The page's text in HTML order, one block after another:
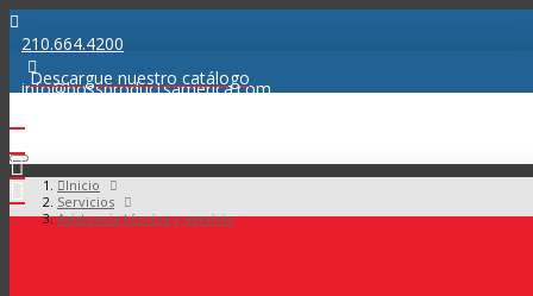
210.664.4200
info@bossproductsamerica.com
Descargue nuestro catálogo
Inicio
Servicios
Asistencia técnica y servicio